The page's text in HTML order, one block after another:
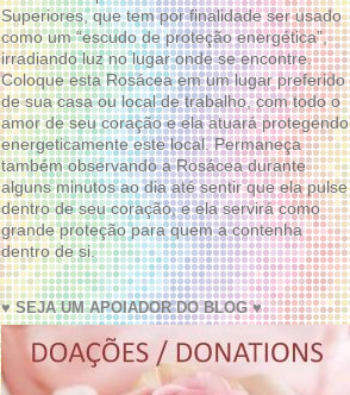
Superiores, que tem por finalidade ser usado
como um “escudo de proteção energética”,
irradiando luz no lugar onde se encontre.
Coloque esta Rosácea em um lugar preferido
de sua casa ou local de trabalho, com todo o
amor de seu coração e ela atuará protegendo
energeticamente este local. Permaneça
também observando a Rosácea durante
alguns minutos ao dia até sentir que ela pulse
dentro de seu coração, e ela servirá como
grande proteção para quem a contenha
dentro de si.
♥ SEJA UM APOIADOR DO BLOG ♥